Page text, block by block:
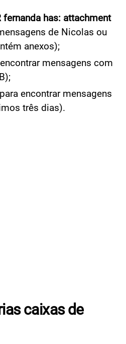
has: attachment
de Nicolas ou
anexos);
mensagens com
encontrar mensagens
três dias).
caixas de